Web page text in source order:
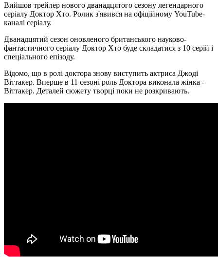
Вийшов трейлер нового дванадцятого сезону легендарного
серіалу Доктор Хто. Ролик з'явився на офіційному YouTube-
каналі серіалу.
Дванадцятий сезон оновленого британського науково-
фантастичного серіалу Доктор Хто буде складатися з 10 серій і
спеціального епізоду.
Відомо, що в ролі доктора знову виступить актриса Джоді
Віттакер. Вперше в 11 сезоні роль Доктора виконала жінка -
Віттакер. Деталей сюжету творці поки не розкривають.